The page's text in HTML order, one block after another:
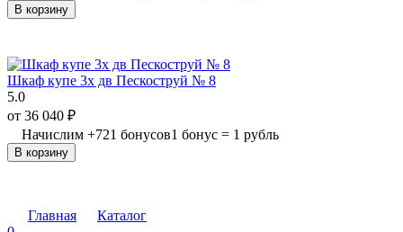
В корзину
Шкаф купе 3х дв Пескоструй № 8
5.0
от 36 040 ₽
Начислим +721 бонусов1 бонус = 1 рубль
В корзину
Главная
Каталог